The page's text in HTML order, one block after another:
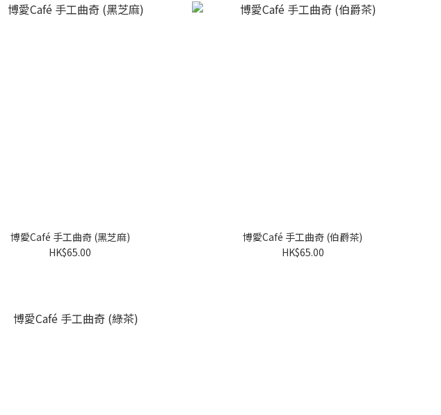
博愛Café 手工曲奇 (黑芝麻)
HK$65.00
博愛Café 手工曲奇 (伯爵茶)
HK$65.00